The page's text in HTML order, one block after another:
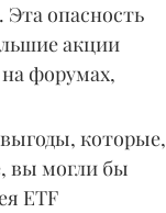
Эта опасность
акции
форумах,
которые,
вы могли бы
ETF